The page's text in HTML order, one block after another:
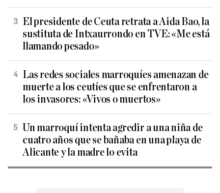
El presidente de Ceuta retrata a Aida Bao, la
sustituta de Intxaurrondo en TVE: «Me está
llamando pesado»
Las redes sociales marroquíes amenazan de
muerte a los ceutíes que se enfrentaron a
los invasores: «Vivos o muertos»
Un marroquí intenta agredir a una niña de
cuatro años que se bañaba en una playa de
Alicante y la madre lo evita